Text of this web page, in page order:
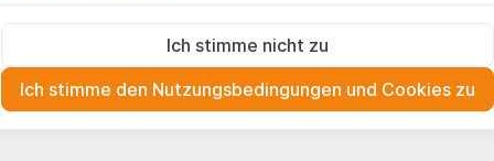
Sämtliche Immaterialgüterrechte (wie z.B. Urheber¬, Design¬
und Markenrechte) an dem auf der Website enthaltenen
Material liegen bei Leonteq Securities AG oder Plattform-
Diese Cookies sind für die Website erforderlich und können nicht
deaktiviert werden.
Zu Analysezwecken
Diese Cookies verfolgen die Interaktionen der Website-
Ich stimme nicht zu
Ich stimme den Nutzungsbedingungen und Cookies zu